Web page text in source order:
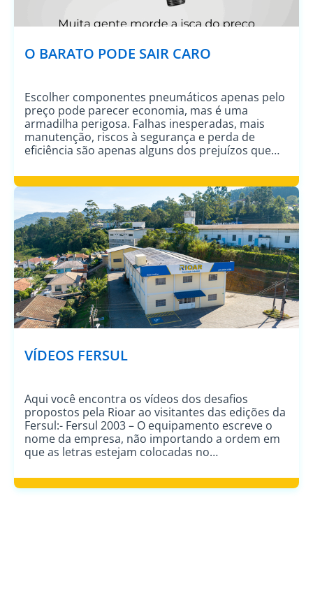
O BARATO PODE SAIR CARO
Escolher componentes pneumáticos apenas pelo
preço pode parecer economia, mas é uma
armadilha perigosa. Falhas inesperadas, mais
manutenção, riscos à segurança e perda de
eficiência são apenas alguns dos prejuízos que
desempenho comprovado. Escolha uma parceria
com suporte especializado e experiência
reconhecida. Evite cair na “isca” do barato […]
VÍDEOS FERSUL
Aqui você encontra os vídeos dos desafios
propostos pela Rioar ao visitantes das edições da
Fersul:- Fersul 2003 – O equipamento escreve o
nome da empresa, não importando a ordem em
que as letras estejam colocadas no
v=loDWrOg2B4M- Fersul 2005 – Jogo da Velha
inteligente, com probabilidade de vitória do